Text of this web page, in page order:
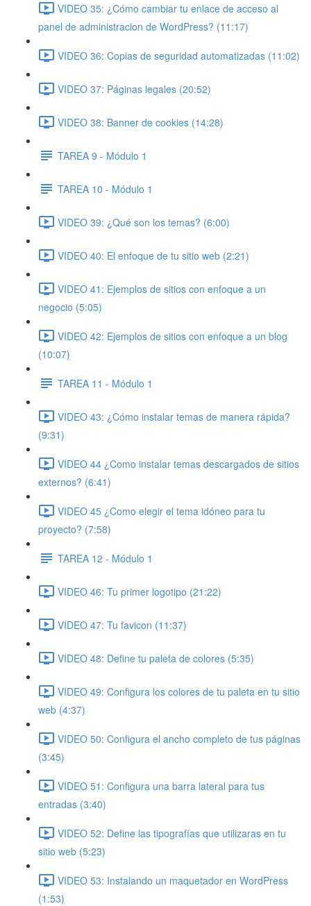
VIDEO 35: ¿Cómo cambiar tu enlace de acceso al
panel de administracion de WordPress? (11:17)
VIDEO 36: Copias de seguridad automatizadas (11:02)
VIDEO 37: Páginas legales (20:52)
VIDEO 38: Banner de cookies (14:28)
TAREA 9 - Módulo 1
TAREA 10 - Módulo 1
VIDEO 39: ¿Qué son los temas? (6:00)
VIDEO 40: El enfoque de tu sitio web (2:21)
VIDEO 41: Ejemplos de sitios con enfoque a un
negocio (5:05)
VIDEO 42: Ejemplos de sitios con enfoque a un blog
(10:07)
TAREA 11 - Módulo 1
VIDEO 43: ¿Cómo instalar temas de manera rápida?
(9:31)
VIDEO 44 ¿Como instalar temas descargados de sitios
externos? (6:41)
VIDEO 45 ¿Como elegir el tema idóneo para tu
proyecto? (7:58)
TAREA 12 - Módulo 1
VIDEO 46: Tu primer logotipo (21:22)
VIDEO 47: Tu favicon (11:37)
VIDEO 48: Define tu paleta de colores (5:35)
VIDEO 49: Configura los colores de tu paleta en tu sitio
web (4:37)
VIDEO 50: Configura el ancho completo de tus páginas
(3:45)
VIDEO 51: Configura una barra lateral para tus
entradas (3:40)
VIDEO 52: Define las tipografías que utilizaras en tu
sitio web (5:23)
VIDEO 53: Instalando un maquetador en WordPress
(1:53)